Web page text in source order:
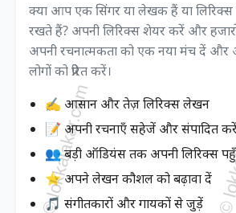
क्या आप एक सिंगर या लेखक हैं या
रखते हैं? अपनी लिरिक्स शेयर करें और
अपनी रचनात्मकता को एक नया मंच दें
लोगों को प्रेरित करें।
✍️ आसान और तेज़ लिरिक्स लेखन
📝 अपनी रचनाएँ सहेजें और संपादित
👥 बड़ी ऑडियंस तक अपनी लिरिक्स
⭐ अपने लेखन कौशल को बढ़ावा दें
🎵 संगीतकारों और गायकों से जुड़ें